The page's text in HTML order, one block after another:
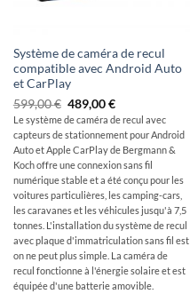
Système de caméra de recul
compatible avec Android Auto
et CarPlay
599,00€ Le
prix
initial
était
de
:
599,00
€
489,00€Le
prix
actuel
est
de
:
489,00
€.
Le système de caméra de recul avec
capteurs de stationnement pour Android
Auto et Apple CarPlay de Bergmann &
Koch offre une connexion sans fil
numérique stable et a été conçu pour les
voitures particulières, les camping-cars,
les caravanes et les véhicules jusqu'à 7,5
tonnes. L'installation du système de recul
avec plaque d'immatriculation sans fil est
on ne peut plus simple. La caméra de
recul fonctionne à l'énergie solaire et est
équipée d'une batterie amovible.